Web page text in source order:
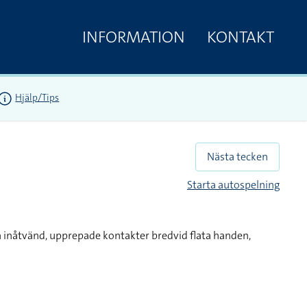
INFORMATION KONTAKT
Hjälp/Tips
Nästa tecken
Starta autospelning
upprepade kontakter bredvid flata handen,